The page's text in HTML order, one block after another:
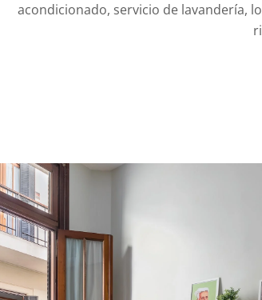
acondicionado, servicio de lavandería,